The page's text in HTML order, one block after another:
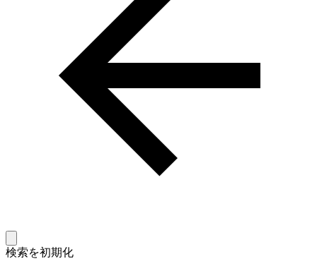
検索を初期化